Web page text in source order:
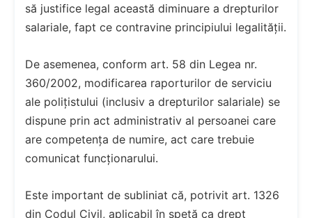
să justifice legal această diminuare a drepturilor
salariale, fapt ce contravine principiului legalității.
De asemenea, conform art. 58 din Legea nr.
360/2002, modificarea raporturilor de serviciu
ale polițistului (inclusiv a drepturilor salariale) se
dispune prin act administrativ al persoanei care
are competența de numire, act care trebuie
comunicat funcționarului.
Este important de subliniat că, potrivit art. 1326
din Codul Civil, aplicabil în speță ca drept